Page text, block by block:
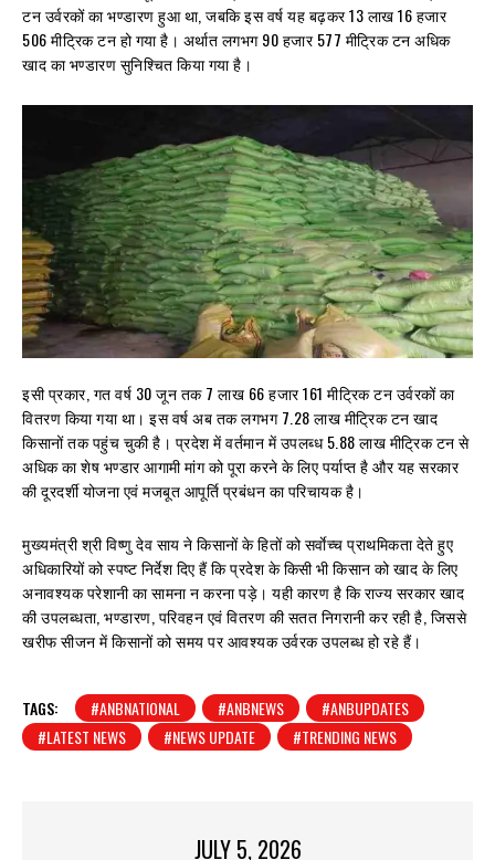
टन उर्वरकों का भण्डारण हुआ था, जबकि इस वर्ष यह बढ़कर 13 लाख 16 हजार
506 मीट्रिक टन हो गया है। अर्थात लगभग 90 हजार 577 मीट्रिक टन अधिक
खाद का भण्डारण सुनिश्चित किया गया है।
इसी प्रकार, गत वर्ष 30 जून तक 7 लाख 66 हजार 161 मीट्रिक टन उर्वरकों का
वितरण किया गया था। इस वर्ष अब तक लगभग 7.28 लाख मीट्रिक टन खाद
किसानों तक पहुंच चुकी है। प्रदेश में वर्तमान में उपलब्ध 5.88 लाख मीट्रिक टन से
अधिक का शेष भण्डार आगामी मांग को पूरा करने के लिए पर्याप्त है और यह सरकार
की दूरदर्शी योजना एवं मजबूत आपूर्ति प्रबंधन का परिचायक है।
मुख्यमंत्री श्री विष्णु देव साय ने किसानों के हितों को सर्वाेच्च प्राथमिकता देते हुए
अधिकारियों को स्पष्ट निर्देश दिए हैं कि प्रदेश के किसी भी किसान को खाद के लिए
अनावश्यक परेशानी का सामना न करना पड़े। यही कारण है कि राज्य सरकार खाद
की उपलब्धता, भण्डारण, परिवहन एवं वितरण की सतत निगरानी कर रही है, जिससे
खरीफ सीजन में किसानों को समय पर आवश्यक उर्वरक उपलब्ध हो रहे हैं।
TAGS: #ANBNATIONAL #ANBNEWS
#ANBUPDATES
#LATEST NEWS
#NEWS UPDATE #TRENDING NEWS
JULY 5, 2026